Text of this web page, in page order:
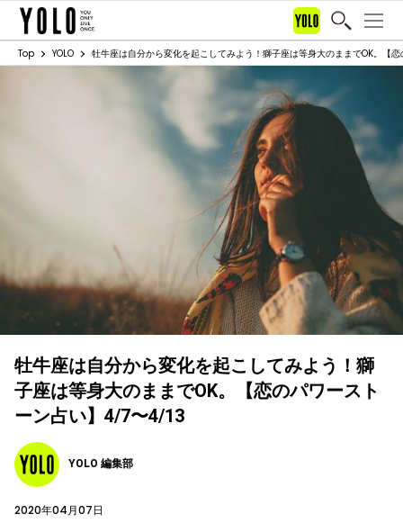
Top YOLO 牡牛座は自分から変化を起こしてみよう！獅子座は等身大のままでOK。【
牡牛座は自分から変化を起こしてみよう！獅
子座は等身大のままでOK。【恋のパワースト
ーン占い】4/7〜4/13
YOLO 編集部
2020年04月07日